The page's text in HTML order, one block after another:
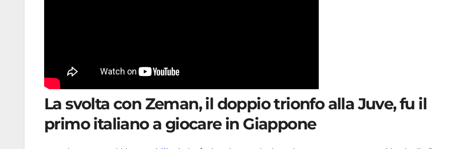
La svolta con Zeman, il doppio trionfo alla Juve, fu il
primo italiano a giocare in Giappone